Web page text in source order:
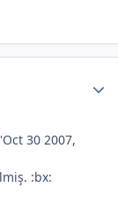
30 2007,
:bx: